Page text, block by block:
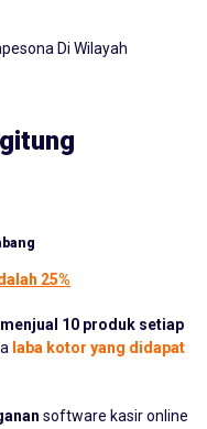
Di Wilayah
25%
menjual 10 produk setiap
laba kotor yang didapat
software kasir online